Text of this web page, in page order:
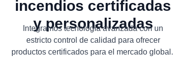
incendios certificadas
y personalizadas
Integramos tecnología avanzada con un
estricto control de calidad para ofrecer
productos certificados para el mercado global.